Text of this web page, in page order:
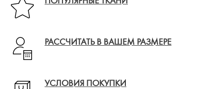
РАССЧИТАТЬ В ВАШЕМ РАЗМЕРЕ
УСЛОВИЯ ПОКУПКИ